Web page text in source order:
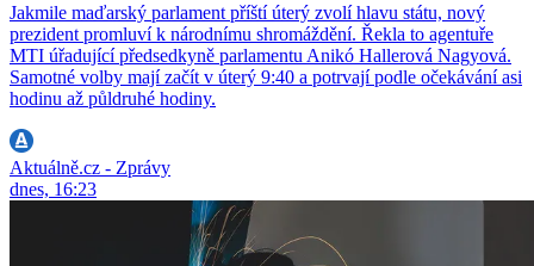
Jakmile maďarský parlament příští úterý zvolí hlavu státu, nový
prezident promluví k národnímu shromáždění. Řekla to agentuře
MTI úřadující předsedkyně parlamentu Anikó Hallerová Nagyová.
Samotné volby mají začít v úterý 9:40 a potrvají podle očekávání asi
hodinu až půldruhé hodiny.
Aktuálně.cz - Zprávy
dnes, 16:23